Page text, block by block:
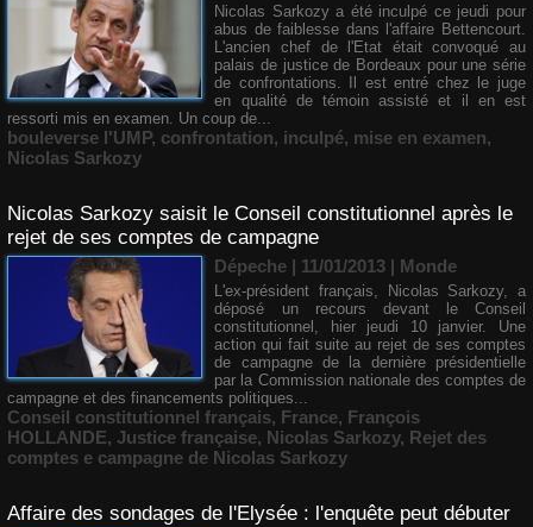
Nicolas Sarkozy a été inculpé ce jeudi pour
abus de faiblesse dans l'affaire Bettencourt.
L'ancien chef de l'Etat était convoqué au
palais de justice de Bordeaux pour une série
de confrontations. Il est entré chez le juge
en qualité de témoin assisté et il en est
ressorti mis en examen. Un coup de...
bouleverse l'UMP, confrontation, inculpé, mise en examen,
Nicolas Sarkozy
Nicolas Sarkozy saisit le Conseil constitutionnel après le
rejet de ses comptes de campagne
Dépeche | 11/01/2013 | Monde
L'ex-président français, Nicolas Sarkozy, a
déposé un recours devant le Conseil
constitutionnel, hier jeudi 10 janvier. Une
action qui fait suite au rejet de ses comptes
de campagne de la dernière présidentielle
par la Commission nationale des comptes de
campagne et des financements politiques...
Conseil constitutionnel français, France, François
HOLLANDE, Justice française, Nicolas Sarkozy, Rejet des
comptes e campagne de Nicolas Sarkozy
Affaire des sondages de l'Elysée : l'enquête peut débuter